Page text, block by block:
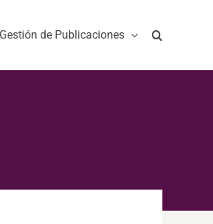
Gestión de Publicaciones